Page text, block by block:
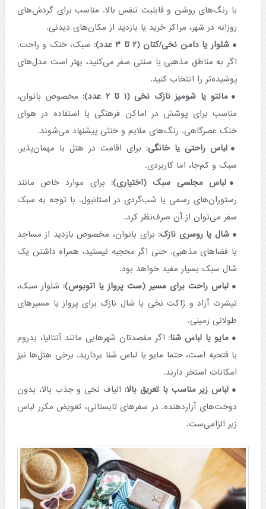
با رنگ‌های روشن و قابلیت تنفس بالا. مناسب برای گردش‌های
روزانه در شهر، مراکز خرید یا بازدید از مکان‌های دیدنی.
شلوار یا دامن نخی/کتان (۲ تا ۳ عدد):
سبک، خنک و راحت.
اگر به مناطق مذهبی یا سنتی سفر می‌کنید، بهتر است مدل‌های
پوشیده‌تر را انتخاب کنید.
مانتو یا شومیز نازک نخی (۱ تا ۲ عدد):
مخصوص بانوان،
مناسب برای پوشش در اماکن فرهنگی یا استفاده در هوای
خنک عصرگاهی. رنگ‌های ملایم و خنثی پیشنهاد می‌شوند.
لباس راحتی یا خانگی: برای اقامت در هتل یا مهمان‌پذیر.
سبک و کم‌جا، اما کاربردی.
لباس مجلسی سبک (اختیاری): برای موارد خاص مانند
رستوران‌های رسمی یا شب‌گردی در استانبول. با توجه به سبک
سفر می‌توان از آن صرف‌نظر کرد.
شال یا روسری نازک: برای بانوان، مخصوص بازدید از مساجد
یا فضاهای مذهبی. حتی اگر محجبه نیستید، همراه داشتن یک
شال سبک بسیار مفید خواهد بود.
لباس راحت برای مسیر (ست پرواز یا اتوبوس): شلوار سبک،
تیشرت آزاد و ژاکت نخی یا شال نازک برای پرواز یا مسیرهای
طولانی زمینی.
مایو یا لباس شنا: اگر مقصدتان شهرهایی مانند آنتالیا، بدروم
یا فتحیه است، حتما مایو یا لباس شنا بردارید. برخی هتل‌ها نیز
امکانات استخر دارند.
لباس زیر مناسب با تعریق بالا: الیاف نخی و جذب بالا، بدون
دوخت‌های آزاردهنده. در سفرهای تابستانی، تعویض مکرر لباس
زیر الزامی‌ست.